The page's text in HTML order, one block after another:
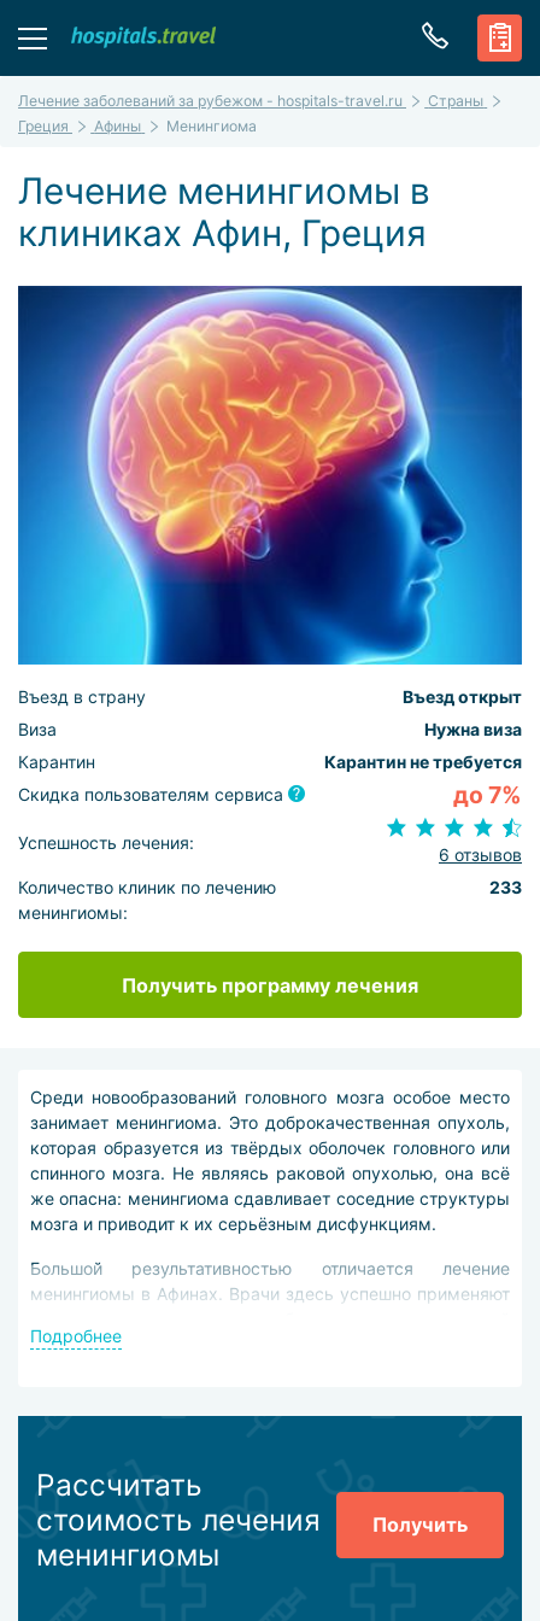
Лечение заболеваний за рубежом - hospitals-travel.ru
Страны
Греция
Афины Менингиома
Лечение менингиомы в
клиниках Афин, Греция
Въезд в страну
Въезд открыт
Виза
Нужна виза
Карантин
Карантин не требуется
Скидка пользователям сервиса
до 7%
Успешность лечения:
6 отзывов
Количество клиник по лечению
менингиомы:
233
Получить программу лечения
Среди новообразований головного мозга особое место
занимает менингиома. Это доброкачественная опухоль,
которая образуется из твёрдых оболочек головного или
спинного мозга. Не являясь раковой опухолью, она всё
же опасна: менингиома сдавливает соседние структуры
мозга и приводит к их серьёзным дисфункциям.
Большой результативностью отличается лечение
менингиомы в Афинах. Врачи здесь успешно применяют
медициной. А индивидуальный подход к каждому
На ранних стадиях менингиома не отличается ярко
В Афинах для диагностики менингиомы назначаются
следующие исследования:
Подробнее
Рассчитать
стоимость лечения
менингиомы
Получить